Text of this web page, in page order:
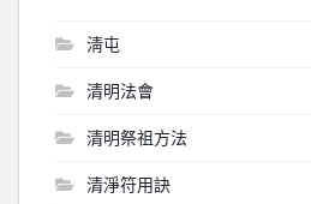
淸屯
清明法會
清明祭祖方法
清淨符用訣